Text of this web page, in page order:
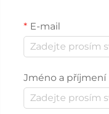
E-mail
Jméno a příjmení